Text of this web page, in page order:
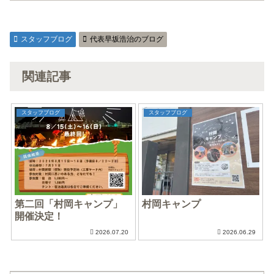
スタッフブログ 代表早坂浩治のブログ
関連記事
スタッフブログ
第二回「村岡キャンプ」
開催決定！
2026.07.20
スタッフブログ
村岡キャンプ
2026.06.29